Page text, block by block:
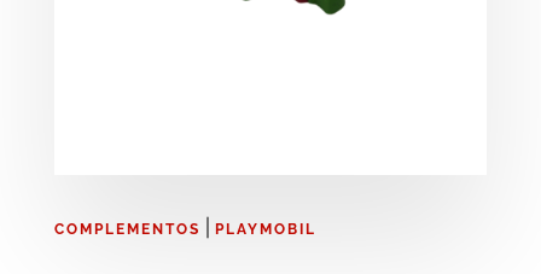
COMPLEMENTOS PLAYMOBIL